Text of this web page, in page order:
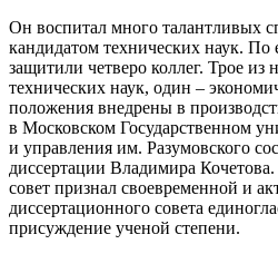
Он воспитал много талантливых
кандидатом технических наук. По
защитили четверо коллег. Трое из
технических наук, один –
положения внедрены в
в Московском Государственном
и управления им. Разумовского
диссертации Владимира
совет признал своевременной и
диссертационного совета
присуждение ученой степени.